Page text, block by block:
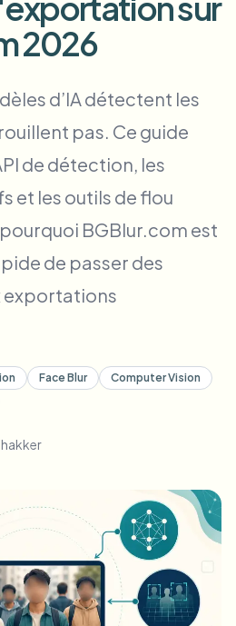
Vidéo
fois
d'entreprise
tâches et webhooks
plan en masse
2026
d’IA détectent les
pas. Ce guide
de détection, les
et les outils de flou
BGBlur.com est
de passer des
exportations
Face Blur
Computer Vision